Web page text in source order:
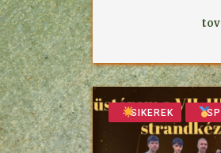
SIKEREK